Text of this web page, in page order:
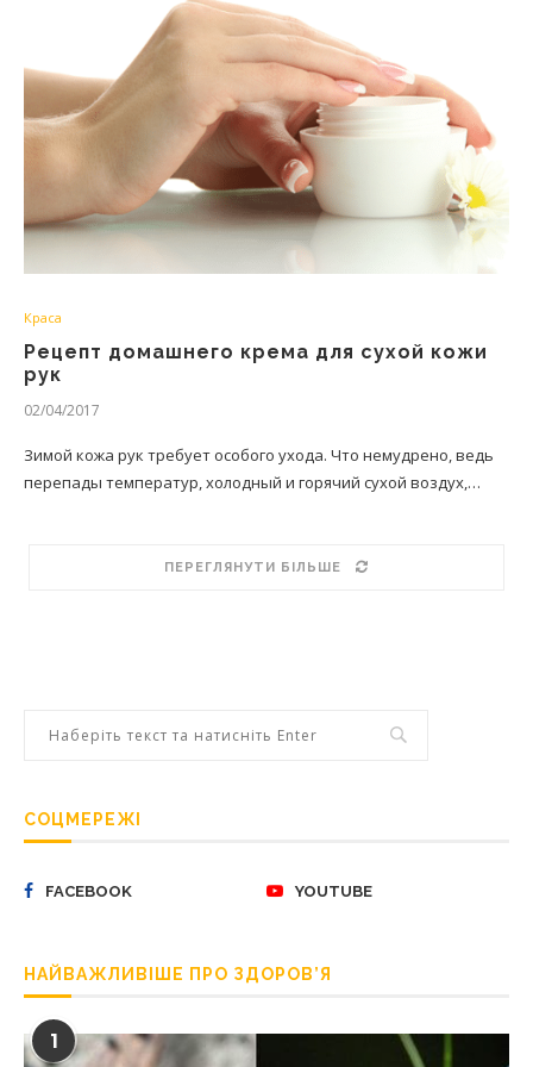
Краса
Рецепт домашнего крема для сухой кожи
рук
02/04/2017
Зимой кожа рук требует особого ухода. Что немудрено, ведь
перепады температур, холодный и горячий сухой воздух,…
ПЕРЕГЛЯНУТИ БІЛЬШЕ
СОЦМЕРЕЖІ
FACEBOOK YOUTUBE
НАЙВАЖЛИВІШЕ ПРО ЗДОРОВ’Я
1